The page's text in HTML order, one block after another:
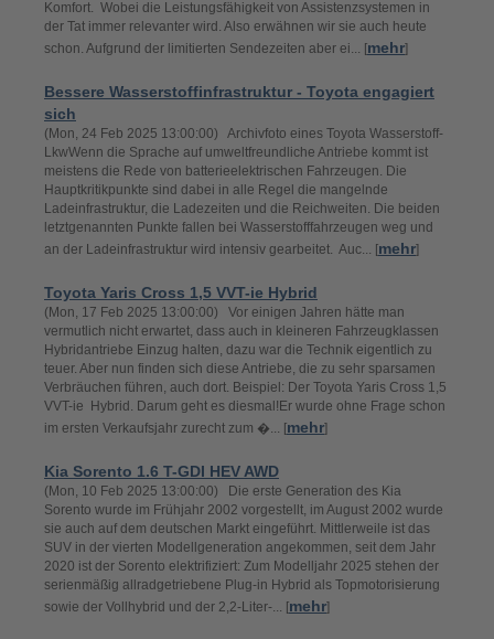
Komfort. Wobei die Leistungsfähigkeit von Assistenzsystemen in
der Tat immer relevanter wird. Also erwähnen wir sie auch heute
schon. Aufgrund der limitierten Sendezeiten aber ei... [mehr]
Bessere Wasserstoffinfrastruktur - Toyota engagiert
sich
(Mon, 24 Feb 2025 13:00:00) Archivfoto eines Toyota Wasserstoff-
LkwWenn die Sprache auf umweltfreundliche Antriebe kommt ist
meistens die Rede von batterieelektrischen Fahrzeugen. Die
Hauptkritikpunkte sind dabei in alle Regel die mangelnde
Ladeinfrastruktur, die Ladezeiten und die Reichweiten. Die beiden
letztgenannten Punkte fallen bei Wasserstofffahrzeugen weg und
an der Ladeinfrastruktur wird intensiv gearbeitet. Auc... [mehr]
Toyota Yaris Cross 1,5 VVT-ie Hybrid
(Mon, 17 Feb 2025 13:00:00) Vor einigen Jahren hätte man
vermutlich nicht erwartet, dass auch in kleineren Fahrzeugklassen
Hybridantriebe Einzug halten, dazu war die Technik eigentlich zu
teuer. Aber nun finden sich diese Antriebe, die zu sehr sparsamen
Verbräuchen führen, auch dort. Beispiel: Der Toyota Yaris Cross 1,5
VVT-ie Hybrid. Darum geht es diesmal!Er wurde ohne Frage schon
im ersten Verkaufsjahr zurecht zum �... [mehr]
Kia Sorento 1.6 T-GDI HEV AWD
(Mon, 10 Feb 2025 13:00:00) Die erste Generation des Kia
Sorento wurde im Frühjahr 2002 vorgestellt, im August 2002 wurde
sie auch auf dem deutschen Markt eingeführt. Mittlerweile ist das
SUV in der vierten Modellgeneration angekommen, seit dem Jahr
2020 ist der Sorento elektrifiziert: Zum Modelljahr 2025 stehen der
serienmäßig allradgetriebene Plug-in Hybrid als Topmotorisierung
sowie der Vollhybrid und der 2,2-Liter-... [mehr]